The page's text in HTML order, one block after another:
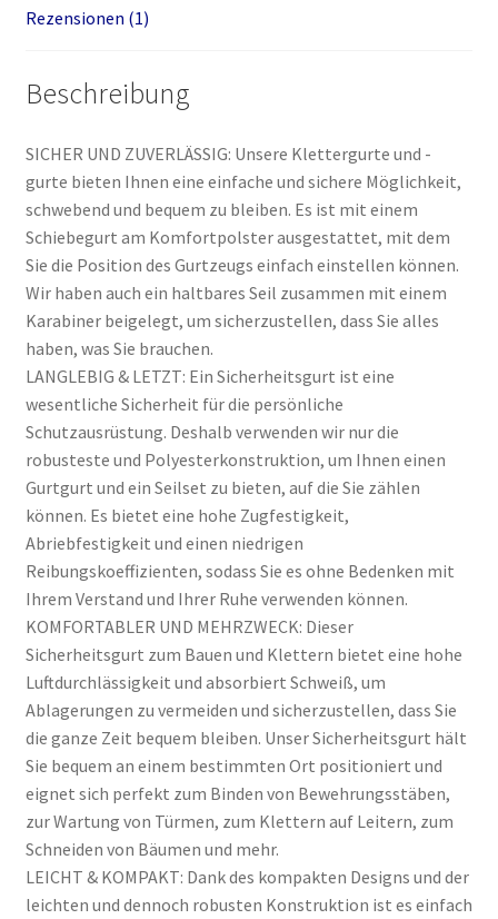
Rezensionen (1)
Beschreibung
SICHER UND ZUVERLÄSSIG: Unsere Klettergurte und -
gurte bieten Ihnen eine einfache und sichere Möglichkeit,
schwebend und bequem zu bleiben. Es ist mit einem
Schiebegurt am Komfortpolster ausgestattet, mit dem
Sie die Position des Gurtzeugs einfach einstellen können.
Wir haben auch ein haltbares Seil zusammen mit einem
Karabiner beigelegt, um sicherzustellen, dass Sie alles
haben, was Sie brauchen.
LANGLEBIG & LETZT: Ein Sicherheitsgurt ist eine
wesentliche Sicherheit für die persönliche
Schutzausrüstung. Deshalb verwenden wir nur die
robusteste und Polyesterkonstruktion, um Ihnen einen
Gurtgurt und ein Seilset zu bieten, auf die Sie zählen
können. Es bietet eine hohe Zugfestigkeit,
Abriebfestigkeit und einen niedrigen
Reibungskoeffizienten, sodass Sie es ohne Bedenken mit
Ihrem Verstand und Ihrer Ruhe verwenden können.
KOMFORTABLER UND MEHRZWECK: Dieser
Sicherheitsgurt zum Bauen und Klettern bietet eine hohe
Luftdurchlässigkeit und absorbiert Schweiß, um
Ablagerungen zu vermeiden und sicherzustellen, dass Sie
die ganze Zeit bequem bleiben. Unser Sicherheitsgurt hält
Sie bequem an einem bestimmten Ort positioniert und
eignet sich perfekt zum Binden von Bewehrungsstäben,
zur Wartung von Türmen, zum Klettern auf Leitern, zum
Schneiden von Bäumen und mehr.
LEICHT & KOMPAKT: Dank des kompakten Designs und der
leichten und dennoch robusten Konstruktion ist es einfach